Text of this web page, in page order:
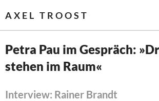
AXEL TROOST
Startseite
Themen
Petra Pau im Gespräch:
stehen im Raum«
Interview: Rainer Brandt